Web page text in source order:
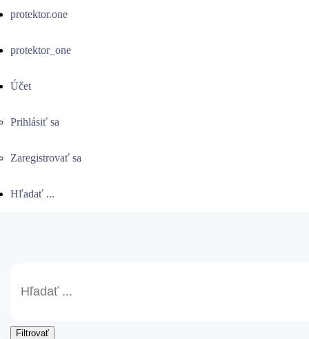
protektor.one
protektor_one
Účet
Prihlásiť sa
Zaregistrovať sa
Hľadať ...